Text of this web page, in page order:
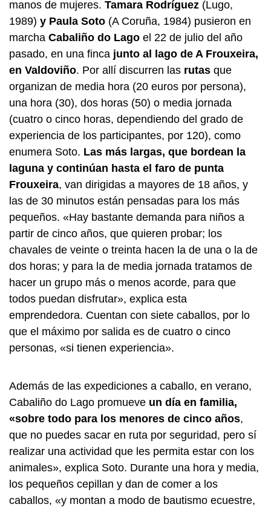
manos de mujeres. Tamara Rodríguez (Lugo,
1989) y Paula Soto (A Coruña, 1984) pusieron en
marcha Cabaliño do Lago el 22 de julio del año
pasado, en una finca junto al lago de A Frouxeira,
en Valdoviño. Por allí discurren las rutas que
organizan de media hora (20 euros por persona),
una hora (30), dos horas (50) o media jornada
(cuatro o cinco horas, dependiendo del grado de
experiencia de los participantes, por 120), como
enumera Soto. Las más largas, que bordean la
laguna y continúan hasta el faro de punta
Frouxeira, van dirigidas a mayores de 18 años, y
las de 30 minutos están pensadas para los más
pequeños. «Hay bastante demanda para niños a
partir de cinco años, que quieren probar; los
chavales de veinte o treinta hacen la de una o la de
dos horas; y para la de media jornada tratamos de
hacer un grupo más o menos acorde, para que
todos puedan disfrutar», explica esta
emprendedora. Cuentan con siete caballos, por lo
que el máximo por salida es de cuatro o cinco
personas, «si tienen experiencia».
Además de las expediciones a caballo, en verano,
Cabaliño do Lago promueve un día en familia,
«sobre todo para los menores de cinco años,
que no puedes sacar en ruta por seguridad, pero sí
realizar una actividad que les permita estar con los
animales», explica Soto. Durante una hora y media,
los pequeños cepillan y dan de comer a los
caballos, «y montan a modo de bautismo ecuestre,